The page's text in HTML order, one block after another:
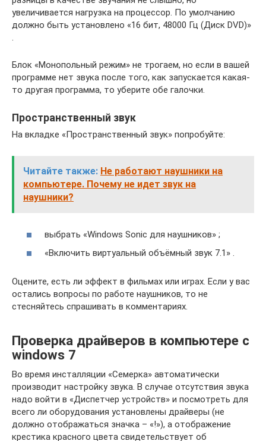
увеличивается нагрузка на процессор. По умолчанию
должно быть установлено «16 бит, 48000 Гц (Диск DVD)»
.
Блок «Монопольный режим» не трогаем, но если в вашей
программе нет звука после того, как запускается какая-
то другая программа, то уберите обе галочки.
Пространственный звук
На вкладке «Пространственный звук» попробуйте:
Читайте также: Не работают наушники на
компьютере. Почему не идет звук на
наушники?
выбрать «Windows Sonic для наушников» ;
«Включить виртуальный объёмный звук 7.1» .
Оцените, есть ли эффект в фильмах или играх. Если у вас
остались вопросы по работе наушников, то не
стесняйтесь спрашивать в комментариях.
Проверка драйверов в компьютере с
windows 7
Во время инсталляции «Семерка» автоматически
производит настройку звука. В случае отсутствия звука
надо войти в «Диспетчер устройств» и посмотреть для
всего ли оборудования установлены драйверы (не
должно отображаться значка – «!»), а отображение
крестика красного цвета свидетельствует об